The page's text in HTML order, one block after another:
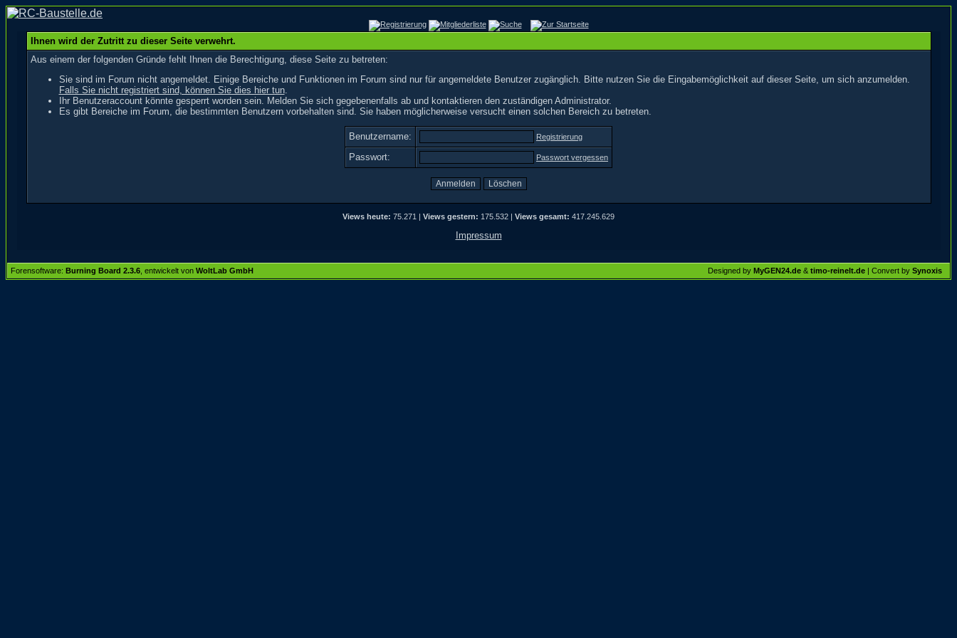
Ihnen wird der Zutritt zu dieser Seite verwehrt.
Aus einem der folgenden Gründe fehlt Ihnen die Berechtigung, diese Seite zu betreten:
Sie sind im Forum nicht angemeldet. Einige Bereiche und Funktionen im Forum sind nur für angemeldete Benutzer zugänglich. Bitte nutzen Sie die Eingabemöglichkeit auf dieser Seite, um sich anzumelden.
Falls Sie nicht registriert sind, können Sie dies hier tun.
Ihr Benutzeraccount könnte gesperrt worden sein. Melden Sie sich gegebenenfalls ab und kontaktieren den zuständigen Administrator.
Es gibt Bereiche im Forum, die bestimmten Benutzern vorbehalten sind. Sie haben möglicherweise versucht einen solchen Bereich zu betreten.
Benutzername: Registrierung
Passwort: Passwort vergessen
Views heute: 75.271 | Views gestern: 175.532 | Views gesamt: 417.245.629
Impressum
Forensoftware: Burning Board 2.3.6 , entwickelt von WoltLab GmbH Designed by MyGEN24.de & timo-reinelt.de | Convert by Synoxis